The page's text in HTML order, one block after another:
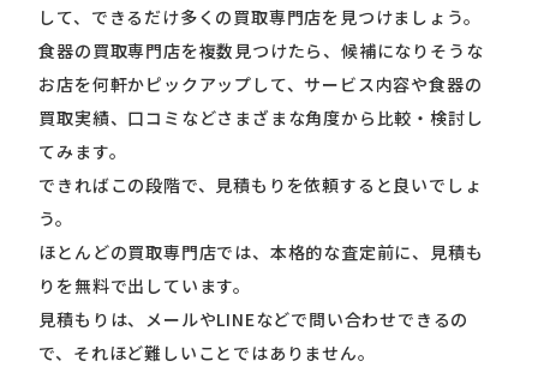
して、できるだけ多くの買取専門店を見つけましょう。
食器の買取専門店を複数見つけたら、候補になりそうな
お店を何軒かピックアップして、サービス内容や食器の
買取実績、口コミなどさまざまな角度から比較・検討し
てみます。
できればこの段階で、見積もりを依頼すると良いでしょ
う。
ほとんどの買取専門店では、本格的な査定前に、見積も
りを無料で出しています。
見積もりは、メールやLINEなどで問い合わせできるの
で、それほど難しいことではありません。